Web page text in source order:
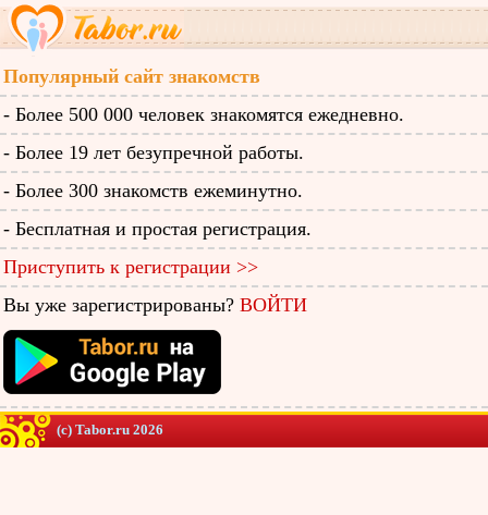
Популярный сайт знакомств
- Более 500 000 человек знакомятся ежедневно.
- Более 19 лет безупречной работы.
- Более 300 знакомств ежеминутно.
- Бесплатная и простая регистрация.
Приступить к регистрации >>
Вы уже зарегистрированы? ВОЙТИ
(c) Tabor.ru 2026